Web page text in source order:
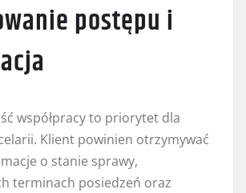
postępu i
współpracy to priorytet dla
Klient powinien otrzymywać
o stanie sprawy,
terminach posiedzeń oraz